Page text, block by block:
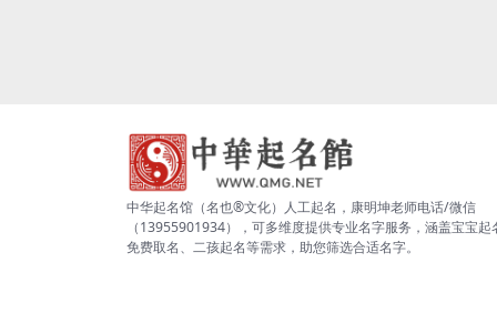
中华起名馆（名也®文化）人工起名，康明坤老师电话/微信
（13955901934），可多维度提供专业名字服务，涵盖宝宝起
免费取名、二孩起名等需求，助您筛选合适名字。